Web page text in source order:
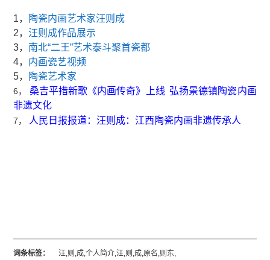
1， 陶瓷内画艺术家汪则成
2， 汪则成作品展示
3， 南北“二王”艺术泰斗聚首瓷都
4， 内画瓷艺视频
5， 陶瓷艺术家
6， 桑吉平措新歌《内画传奇》上线 弘扬景德镇陶瓷内画
非遗文化
7， 人民日报报道： 汪则成：江西陶瓷内画非遗传承人
词条标签： 汪,则,成,个人简介,汪,则,成,原名,则东,